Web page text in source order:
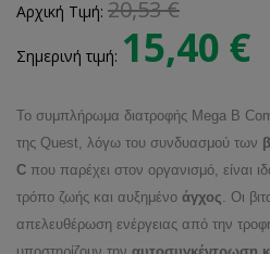
Αρχική Τιμή: 20,53 €
Σημερινή τιμή: 15,40 €
Το συμπλήρωμα διατροφής Mega B
της Quest, λόγω του συνδυασμού των
C που παρέχει στον οργανισμό, είναι
τρόπο ζωής και αυξημένο άγχος. Οι
απελευθέρωση ενέργειας από την